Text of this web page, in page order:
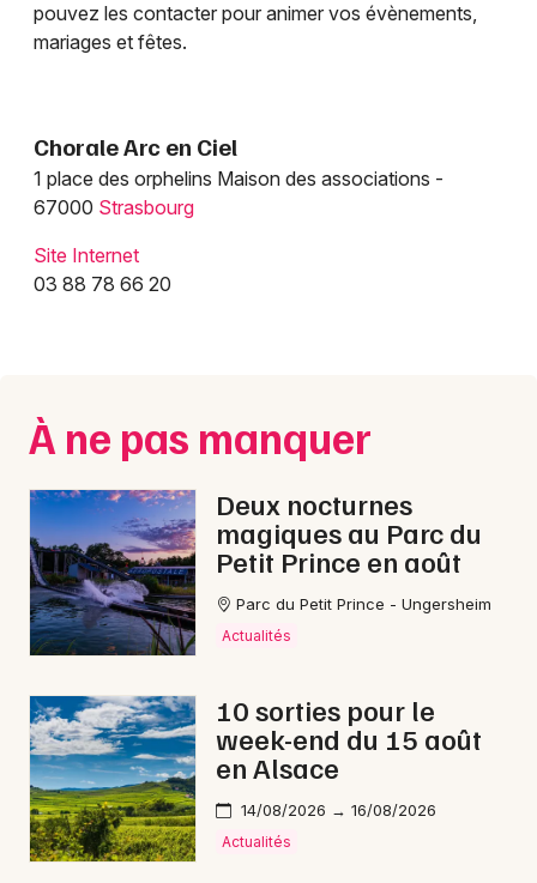
Artiste de musique et du spectacle dans le
Grand Est
Jeux concours
Newsletter des sorties
Magazine à Strasbourg
Actus tourisme & loisirs
Restaurants
67 - Bas-Rhin
Choisir mes départements
pouvez les contacter pour animer vos évènements,
mariages et fêtes.
Chorale Arc en Ciel
1 place des orphelins Maison des associations -
67000 Strasbourg
Site Internet
03 88 78 66 20
À ne pas manquer
Deux nocturnes
magiques au Parc du
Petit Prince en août
Parc du Petit Prince - Ungersheim
Actualités
10 sorties pour le
week-end du 15 août
en Alsace
14/08/2026 → 16/08/2026
Actualités